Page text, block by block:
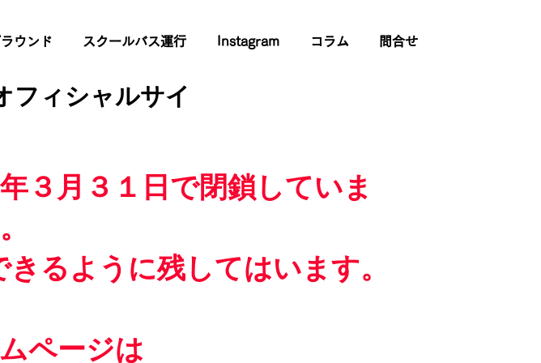
ウンド スクールバス運行 Instagram コラム 問合せ
ィシャルサイ
３月３１日で閉鎖していま
るように残してはいます。
ページは